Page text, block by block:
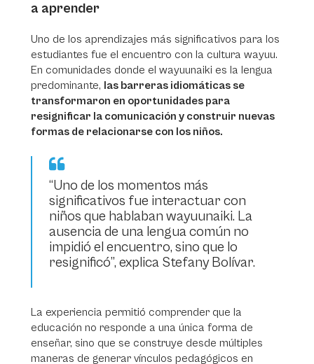
a aprender
Uno de los aprendizajes más significativos para los
estudiantes fue el encuentro con la cultura wayuu.
En comunidades donde el wayuunaiki es la lengua
predominante, las barreras idiomáticas se
transformaron en oportunidades para
resignificar la comunicación y construir nuevas
formas de relacionarse con los niños.
“Uno de los momentos más
significativos fue interactuar con
niños que hablaban wayuunaiki. La
ausencia de una lengua común no
impidió el encuentro, sino que lo
resignificó”, explica Stefany Bolívar.
La experiencia permitió comprender que la
educación no responde a una única forma de
enseñar, sino que se construye desde múltiples
maneras de generar vínculos pedagógicos en